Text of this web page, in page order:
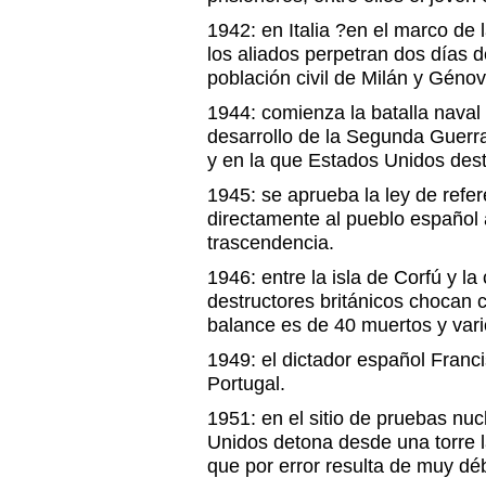
1942: en Italia ?en el marco de
los aliados perpetran dos días
población civil de Milán y
1944: comienza la batalla
desarrollo de la Segunda
y en la que Estados Unidos
1945: se aprueba la ley de
directamente al pueblo
trascendencia.
1946: entre la isla de Corfú y la
destructores británicos chocan
balance es de 40 muertos y
1949: el dictador español
Portugal.
1951: en el sitio de pruebas
Unidos detona desde una torre
que por error resulta de muy